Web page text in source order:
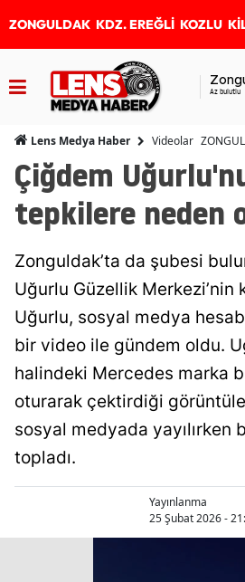
ZONGULDAK KDZ. EREĞLİ KOZLU
Az bulutlu
Lens Medya Haber Videolar
Çiğdem
tepkilere neden
Zonguldak’ta da şubesi
Uğurlu Güzellik Merkezi’nin
Uğurlu, sosyal medya
bir video ile gündem oldu.
halindeki Mercedes marka
oturarak çektirdiği
sosyal medyada yayılırken
topladı.
Yayınlanma
25 Şubat 2026 -